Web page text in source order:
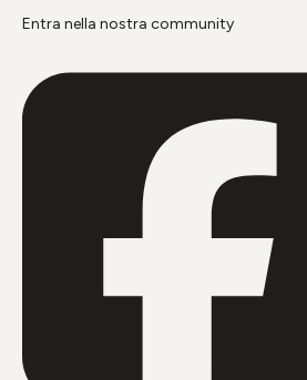
Entra nella nostra community